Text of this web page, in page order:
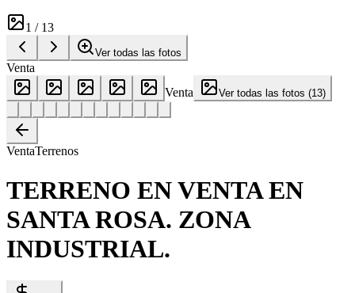
1 / 13
Ver todas las fotos
Venta
Venta
Ver todas las fotos (13)
VentaTerrenos
TERRENO EN VENTA EN
SANTA ROSA. ZONA
INDUSTRIAL.